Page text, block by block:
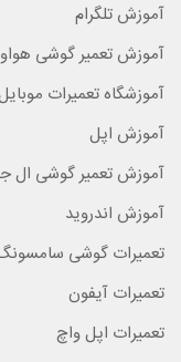
آموزش تلگرام
آموزش تعمیر گوشی
آموزشگاه تعمیرات
آموزش اپل
آموزش تعمیر گوشی ال
آموزش اندروید
تعمیرات گوشی
تعمیرات آیفون
تعمیرات اپل واچ